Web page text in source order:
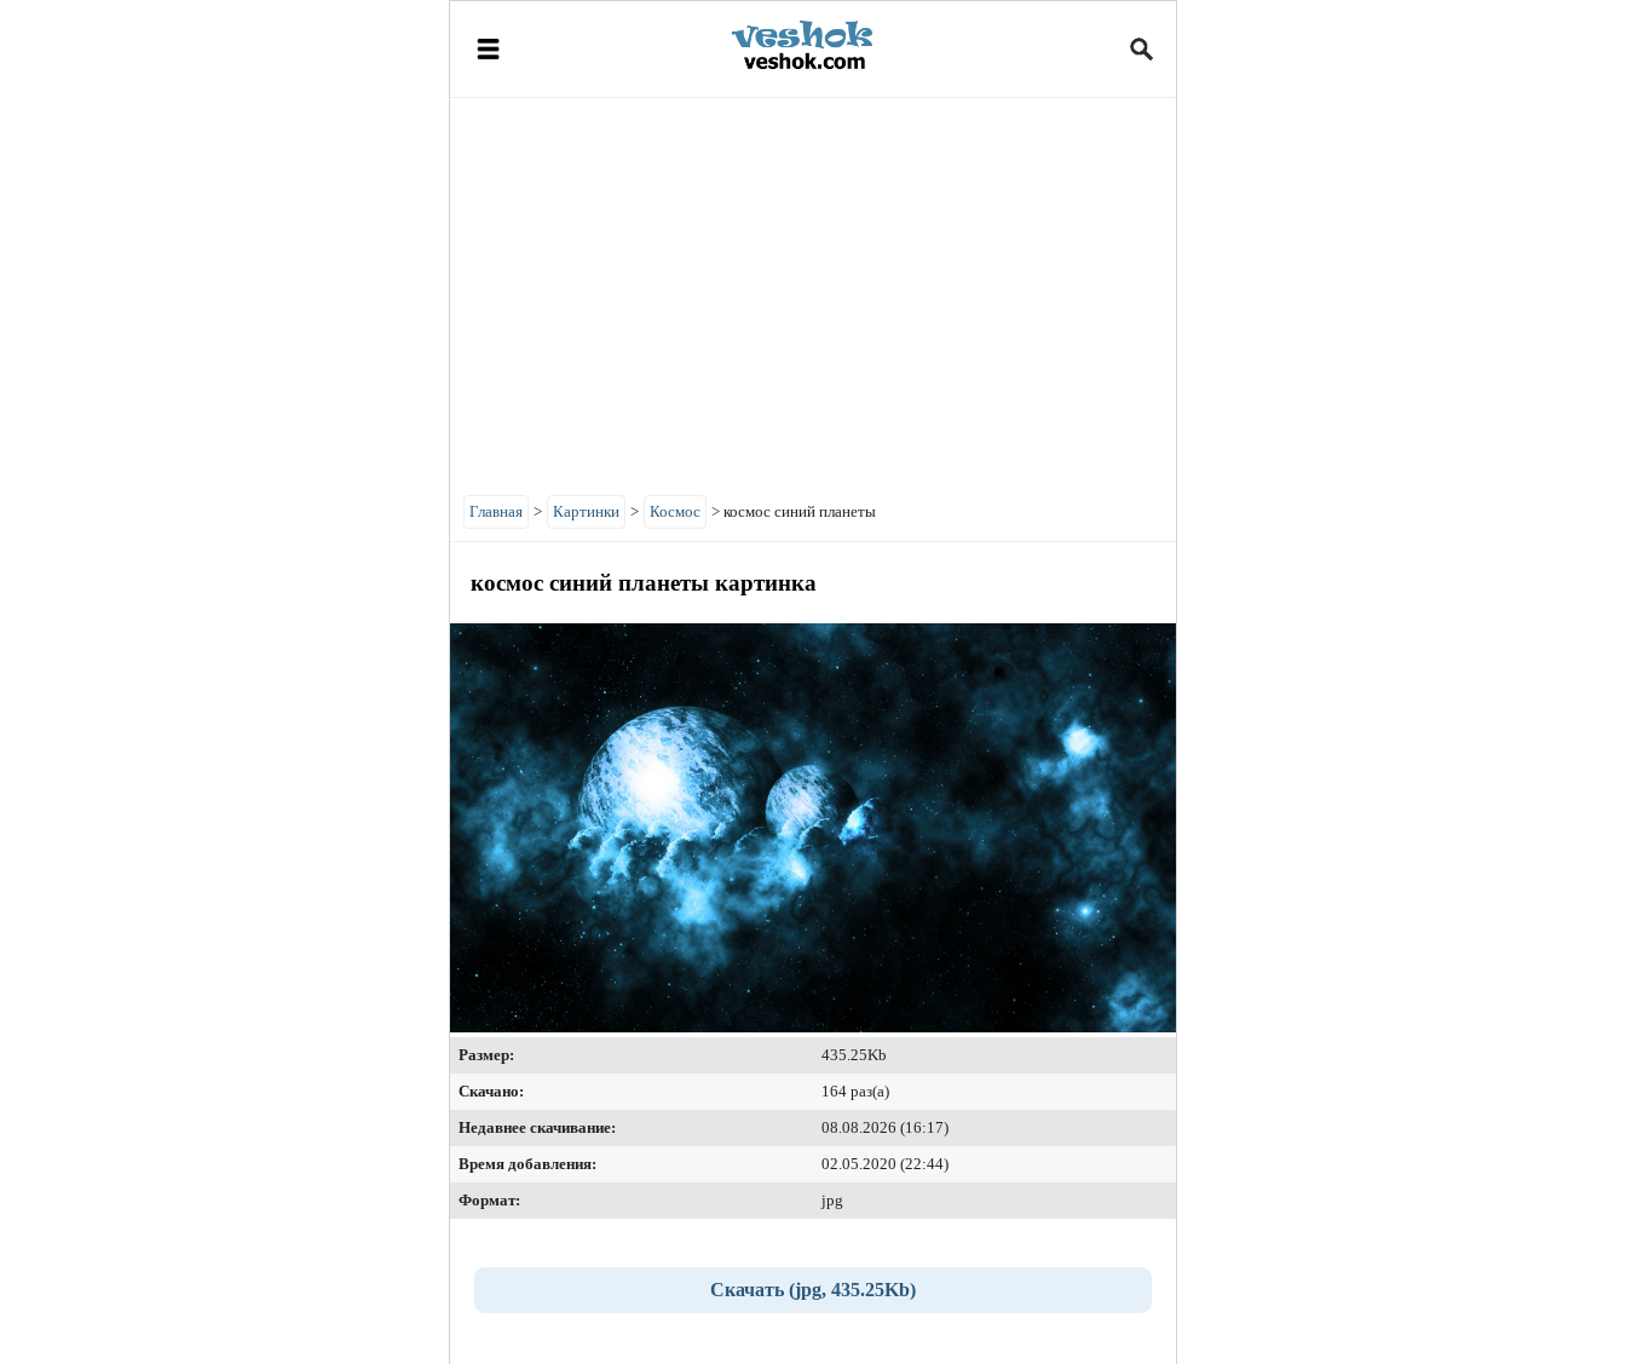
Главная > Картинки > Космос > космос синий планеты
космос синий планеты картинка
Размер:
435.25Kb
Скачано:
164 раз(а)
Недавнее скачивание:
08.08.2026 (16:17)
Время добавления:
02.05.2020 (22:44)
Формат:
jpg
Скачать (jpg, 435.25Kb)